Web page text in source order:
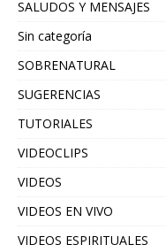
SALUDOS Y MENSAJES
Sin categoría
SOBRENATURAL
SUGERENCIAS
TUTORIALES
VIDEOCLIPS
VIDEOS
VIDEOS EN VIVO
VIDEOS ESPIRITUALES